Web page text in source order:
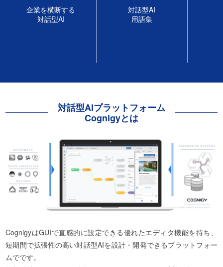
企業を横断する
対話型AI
対話型AI
用語集
対話型AIプラットフォーム
Cognigyとは
CognigyはGUIで直感的に設定できる優れたエディタ機能を持ち、
短期間で拡張性の高い対話型AIを設計・開発できるプラットフォー
ムでです。